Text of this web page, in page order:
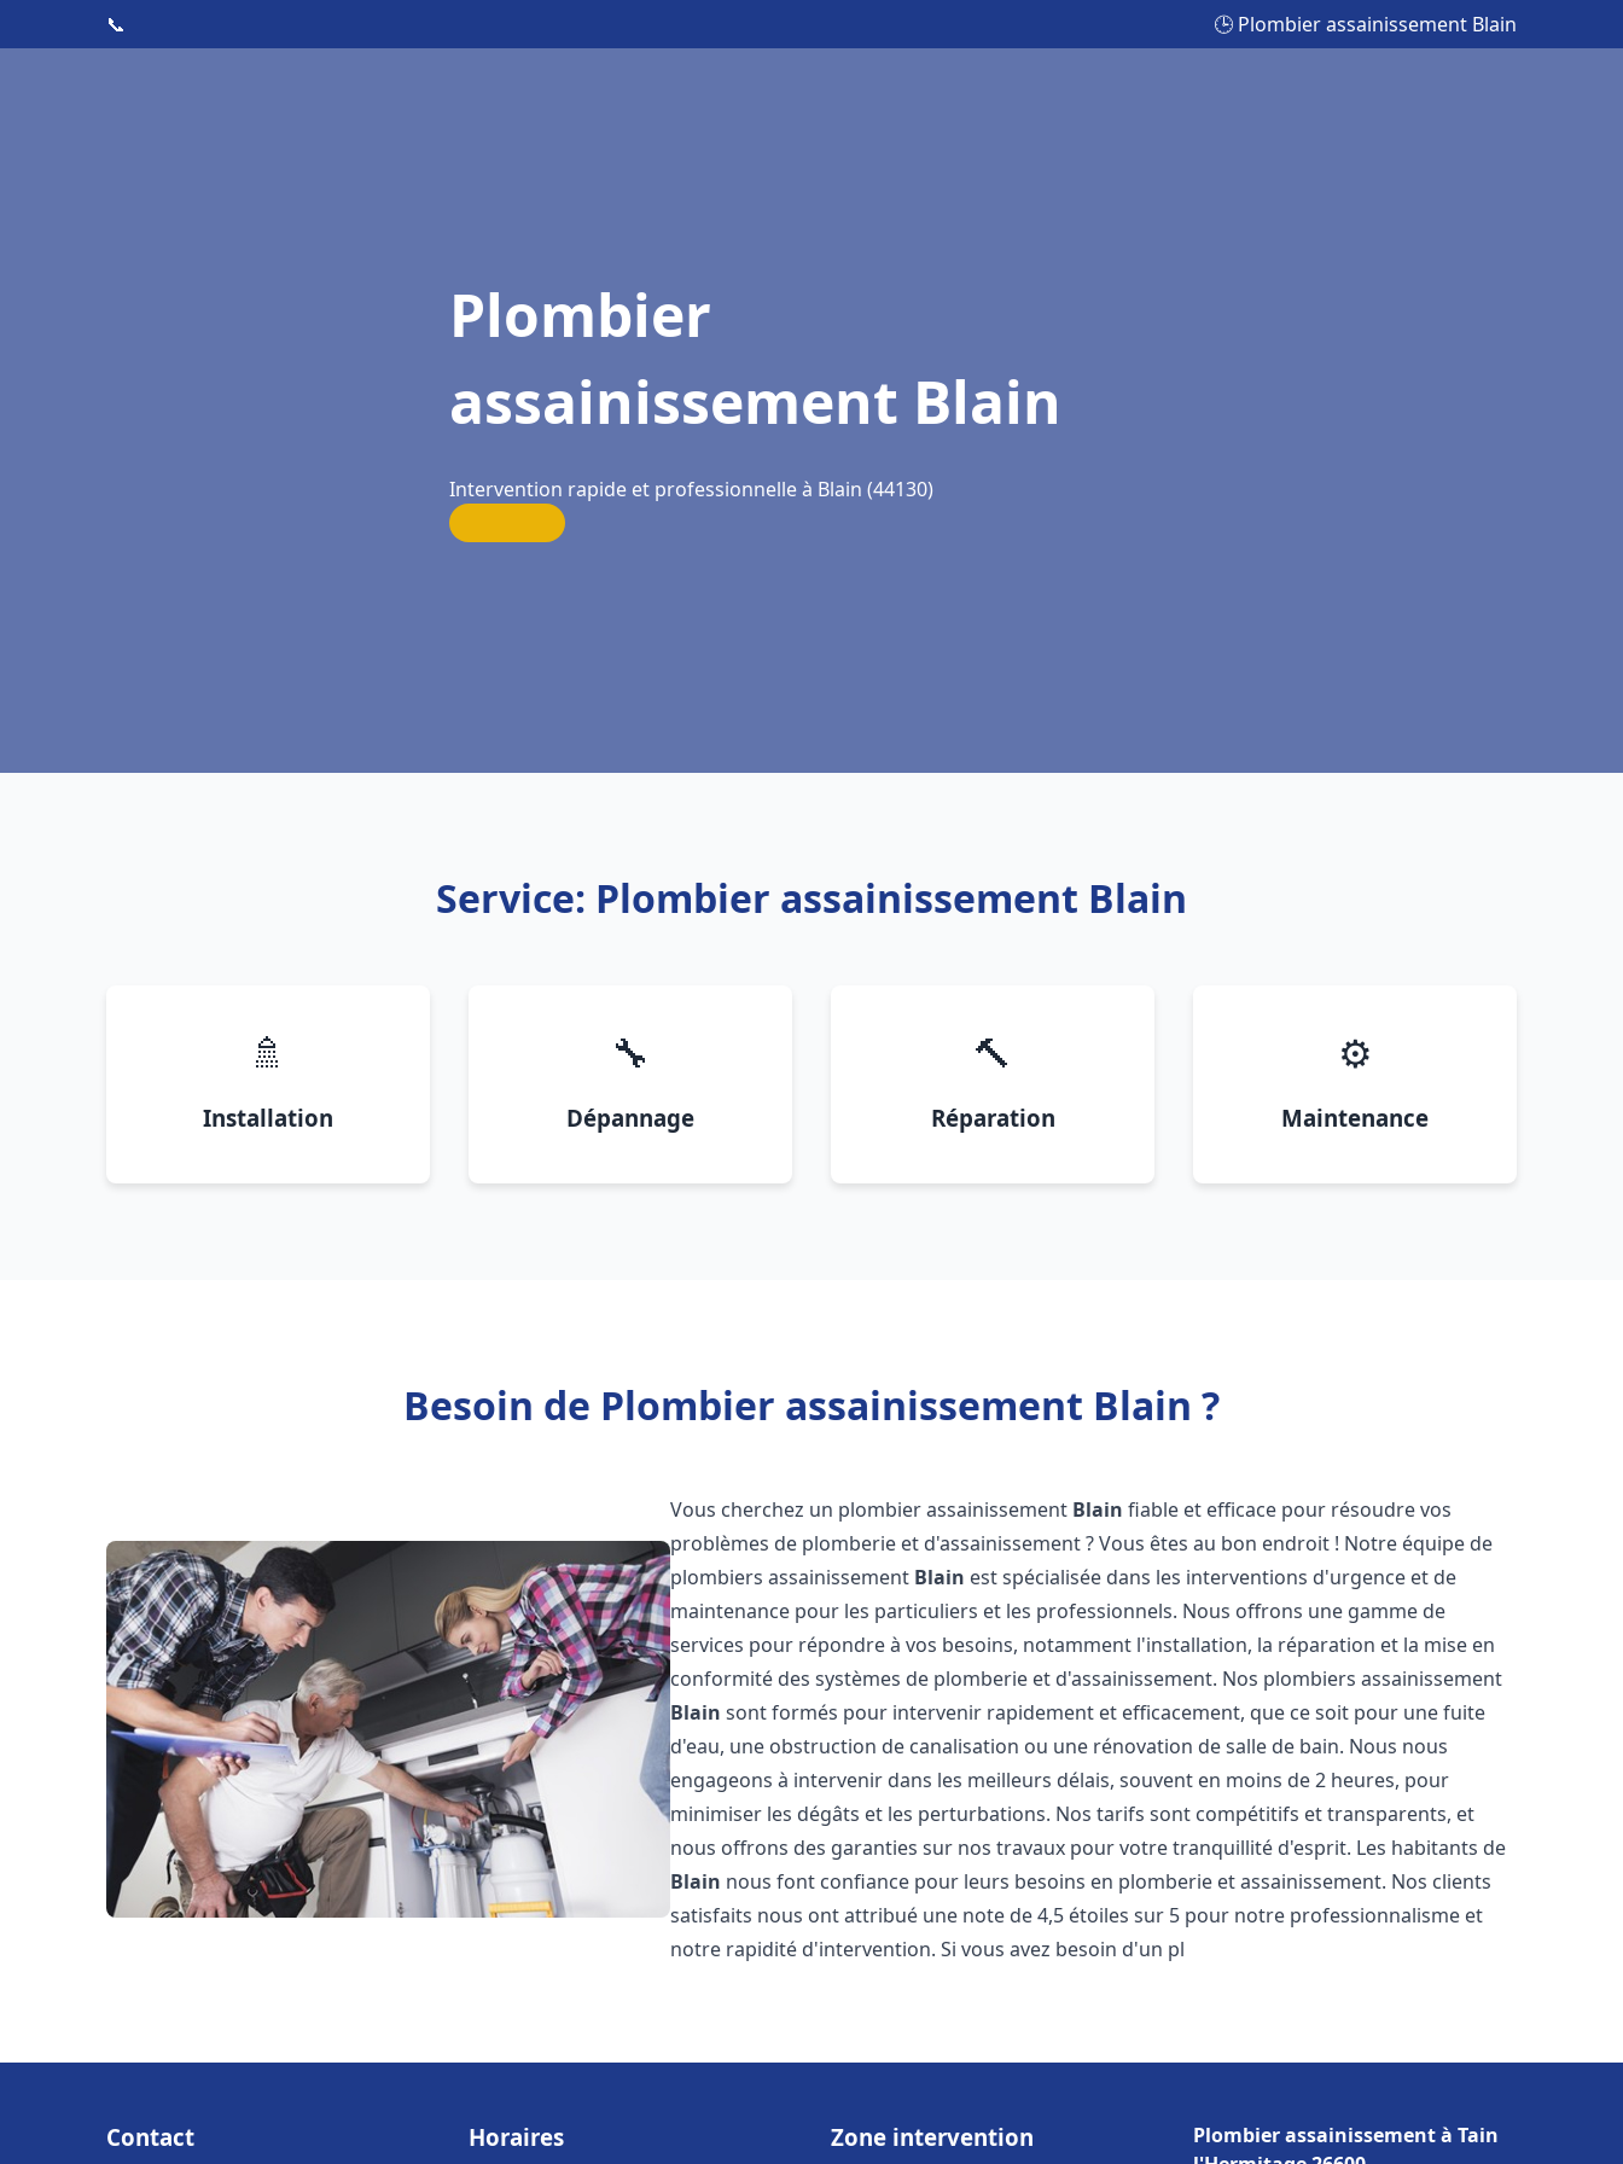
📞 🕒 Plombier assainissement Blain
Plombier
assainissement Blain
Intervention rapide et professionnelle à Blain (44130)
Service: Plombier assainissement Blain
🚿
Installation
🔧
Dépannage
🔨
Réparation
⚙️
Maintenance
Besoin de Plombier assainissement Blain ?
Vous cherchez un plombier assainissement Blain fiable et efficace pour résoudre vos
problèmes de plomberie et d'assainissement ? Vous êtes au bon endroit ! Notre équipe de
plombiers assainissement Blain est spécialisée dans les interventions d'urgence et de
maintenance pour les particuliers et les professionnels. Nous offrons une gamme de
services pour répondre à vos besoins, notamment l'installation, la réparation et la mise en
conformité des systèmes de plomberie et d'assainissement. Nos plombiers assainissement
Blain sont formés pour intervenir rapidement et efficacement, que ce soit pour une fuite
d'eau, une obstruction de canalisation ou une rénovation de salle de bain. Nous nous
engageons à intervenir dans les meilleurs délais, souvent en moins de 2 heures, pour
minimiser les dégâts et les perturbations. Nos tarifs sont compétitifs et transparents, et
nous offrons des garanties sur nos travaux pour votre tranquillité d'esprit. Les habitants de
Blain nous font confiance pour leurs besoins en plomberie et assainissement. Nos clients
satisfaits nous ont attribué une note de 4,5 étoiles sur 5 pour notre professionnalisme et
notre rapidité d'intervention. Si vous avez besoin d'un pl
Contact Horaires Zone intervention
Plombier assainissement à Tain